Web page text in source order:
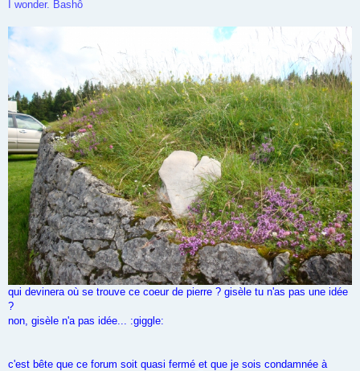
I wonder. Bashô
qui devinera où se trouve ce coeur de pierre ? gisèle tu n'as pas une idée
?
non, gisèle n'a pas idée... :giggle:
c'est bête que ce forum soit quasi fermé et que je sois condamnée à